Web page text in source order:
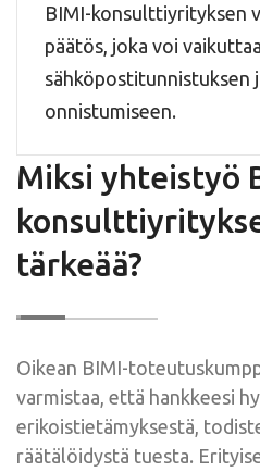
BIMI-konsulttiyrityksen
päätös, joka voi
sähköpostitunnistuksen
onnistumiseen.
Miksi yhteistyö
tärkeää?
Oikean BIMI-
varmistaa, että hankkeesi
erikoistietämyksestä,
räätälöidystä tuesta.